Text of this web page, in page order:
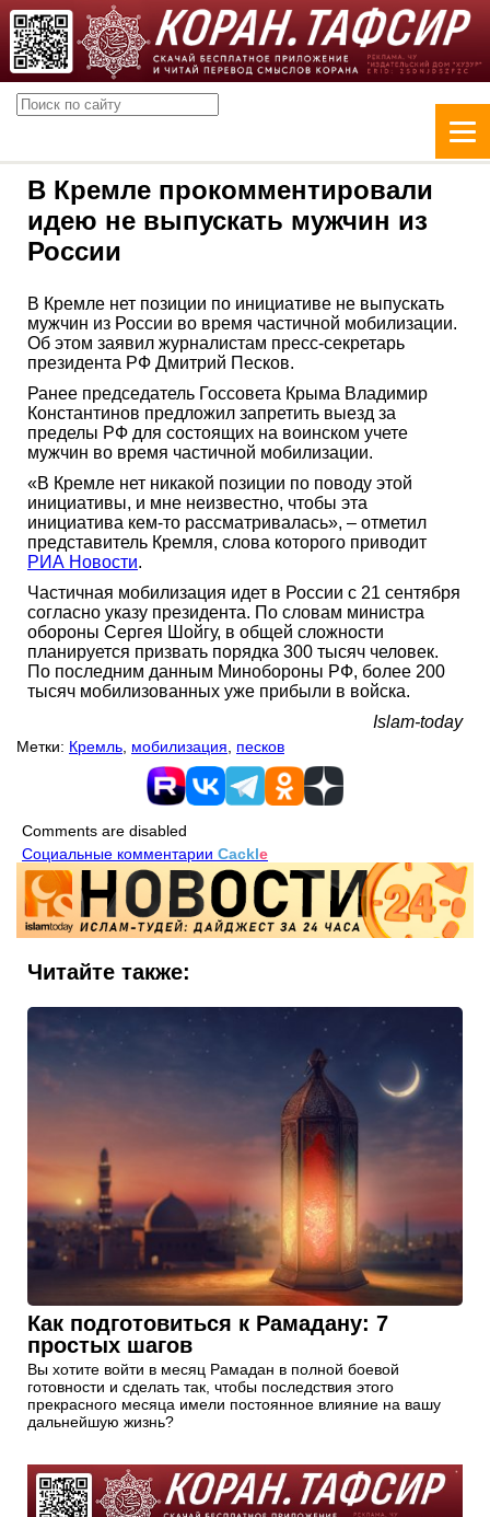
В Кремле прокомментировали
идею не выпускать мужчин из
России
В Кремле нет позиции по инициативе не выпускать
мужчин из России во время частичной мобилизации.
Об этом заявил журналистам пресс-секретарь
президента РФ Дмитрий Песков.
Ранее председатель Госсовета Крыма Владимир
Константинов предложил запретить выезд за
пределы РФ для состоящих на воинском учете
мужчин во время частичной мобилизации.
«В Кремле нет никакой позиции по поводу этой
инициативы, и мне неизвестно, чтобы эта
инициатива кем-то рассматривалась», – отметил
представитель Кремля, слова которого приводит
РИА Новости.
Частичная мобилизация идет в России с 21 сентября
согласно указу президента. По словам министра
обороны Сергея Шойгу, в общей сложности
планируется призвать порядка 300 тысяч человек.
По последним данным Минобороны РФ, более 200
тысяч мобилизованных уже прибыли в войска.
Islam-today
Метки: Кремль мобилизация песков
Comments are disabled
Социальные комментарии Cackle
Читайте также:
Как подготовиться к Рамадану: 7
простых шагов
Вы хотите войти в месяц Рамадан в полной боевой
готовности и сделать так, чтобы последствия этого
прекрасного месяца имели постоянное влияние на вашу
дальнейшую жизнь?